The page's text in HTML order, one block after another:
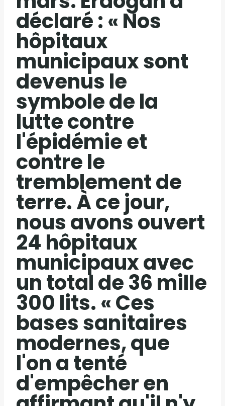
déclaré : « Nos
hôpitaux
municipaux sont
devenus le
symbole de la
lutte contre
l'épidémie et
contre le
tremblement de
terre. À ce jour,
nous avons ouvert
24 hôpitaux
municipaux avec
un total de 36 mille
300 lits. « Ces
bases sanitaires
modernes, que
l'on a tenté
d'empêcher en